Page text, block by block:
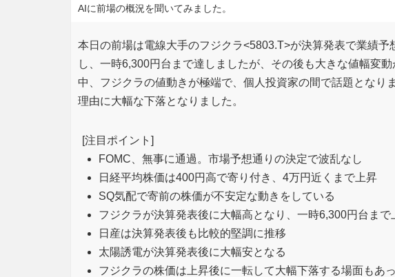
AIに前場の概況を聞いてみました。
本日の前場は電線大手のフジクラ<5803.T>が決算発表で業績
し、一時6,300円台まで達しましたが、その後も大きな値幅変
中、フジクラの値動きが極端で、個人投資家の間で話題となり
理由に大幅な下落となりました。
[注目ポイント]
FOMC、無事に通過。市場予想通りの決定で波乱なし
日経平均株価は400円高で寄り付き、4万円近くまで上昇
SQ気配で寄前の株価が不安定な動きをしている
フジクラが決算発表後に大幅高となり、一時6,300円台まで
日産は決算発表後も比較的堅調に推移
太陽誘電が決算発表後に大幅安となる
フジクラの株価は上昇後に一転して大幅下落する場面もあ